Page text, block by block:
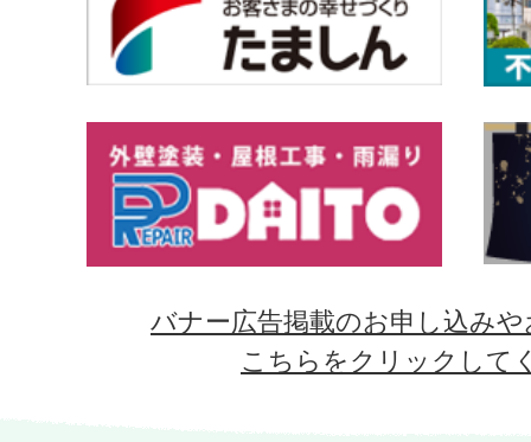
バナー広告掲載のお申し込み
こちらをクリックして